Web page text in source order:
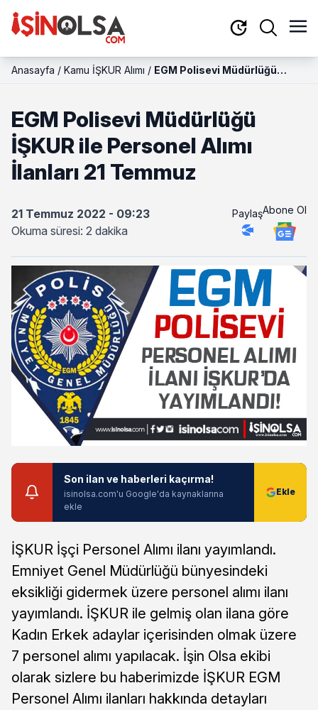
Anasayfa / Kamu İŞKUR Alımı / EGM Polisevi Müdürlüğü
EGM Polisevi Müdürlüğü
İŞKUR ile Personel Alımı
İlanları 21 Temmuz
21 Temmuz 2022 - 09:23
Okuma süresi: 2 dakika
PaylaşAbone Ol
Son ilan ve haberleri kaçırma!
isinolsa.com'u Google'da kaynaklarına
ekle
İŞKUR İşçi Personel Alımı ilanı yayımlandı.
Emniyet Genel Müdürlüğü bünyesindeki
eksikliği gidermek üzere personel alımı ilanı
yayımlandı. İŞKUR ile gelmiş olan ilana göre
Kadın Erkek adaylar içerisinden olmak üzere
7 personel alımı yapılacak. İşin Olsa ekibi
olarak sizlere bu haberimizde İŞKUR EGM
Personel Alımı ilanları hakkında detayları